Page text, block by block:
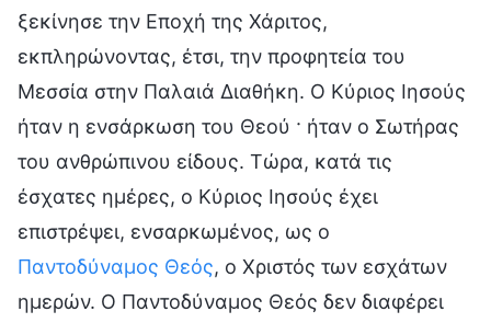
ξεκίνησε την Εποχή της Χάριτος,
εκπληρώνοντας, έτσι, την προφητεία του
Μεσσία στην Παλαιά Διαθήκη. Ο Κύριος Ιησούς
ήταν η ενσάρκωση του Θεού · ήταν ο Σωτήρας
του ανθρώπινου είδους. Τώρα, κατά τις
έσχατες ημέρες, ο Κύριος Ιησούς έχει
επιστρέψει, ενσαρκωμένος, ως o
Παντοδύναμος Θεός, o Χριστός των εσχάτων
ημερών. Ο Παντοδύναμος Θεός δεν διαφέρει